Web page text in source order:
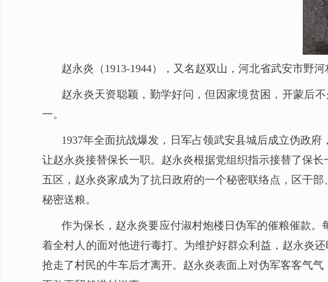
赵永炎（1913-1944），又名赵双山，河北省武安市野河
赵永炎天资聪颖，勤学好问，但因家境贫困，开蒙后
一。
1937年全面抗战爆发，日军占领武安县城后成立伪政
让赵永炎接替保长一职。赵永炎根据党组织指示接替了保
五区，赵永炎家成为了抗日政府的一个秘密联络点，区干
秘密送粮。
作为保长，赵永炎要应付淑村炮楼日伪军的催粮催款
着全村人的面对他进行毒打。为维护好群众利益，赵永炎
抢走了村民的牛车后才离开。赵永炎表面上对伪军客客气